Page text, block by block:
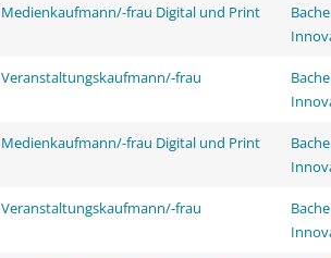
Medienkaufmann/-frau Digital und Print
Veranstaltungskaufmann/-frau
Medienkaufmann/-frau Digital und Print
Veranstaltungskaufmann/-frau